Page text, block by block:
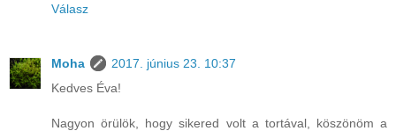
Válasz
Moha
2017. június 23. 10:37
Kedves Éva!
Nagyon örülök, hogy sikered volt a tortával, köszönöm a